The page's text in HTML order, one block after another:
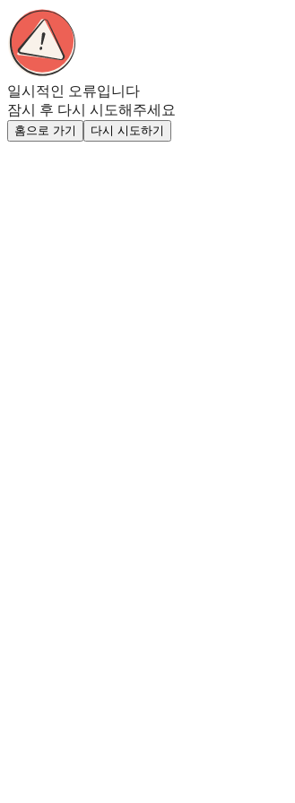
일시적인 오류입니다
잠시 후 다시 시도해주세요
홈으로 가기 다시 시도하기